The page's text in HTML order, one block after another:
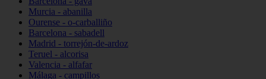
Murcia - abanilla
Ourense - o-carballiño
Barcelona - sabadell
Madrid - torrejón-de-ardoz
Teruel - alcorisa
Valencia - alfafar
Málaga - campillos